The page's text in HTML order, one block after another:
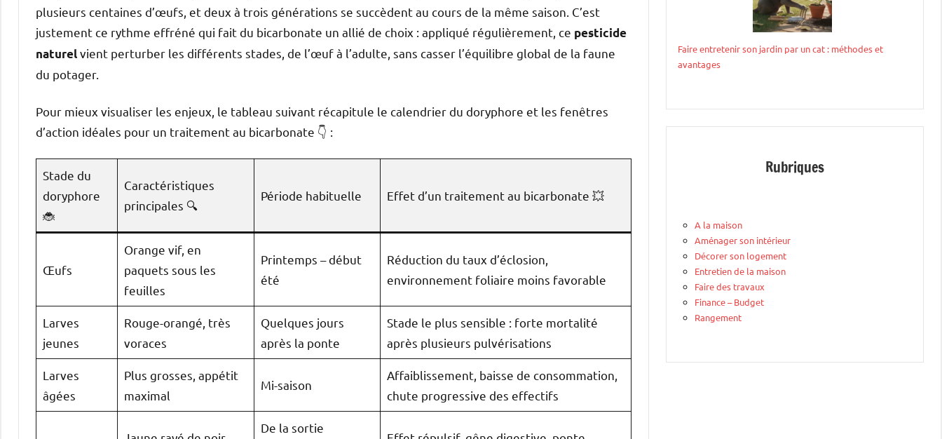
plusieurs centaines d’œufs, et deux à trois générations se succèdent au cours de la même saison. C’est
justement ce rythme effréné qui fait du bicarbonate un allié de choix : appliqué régulièrement, ce pesticide
naturelvient perturber les différents stades, de l’œuf à l’adulte, sans casser l’équilibre global de la faune
du potager.
Pour mieux visualiser les enjeux, le tableau suivant récapitule le calendrier du doryphore et les fenêtres
d’action idéales pour un traitement au bicarbonate 👇 :
Stade du
doryphore
🐞
Caractéristiques
principales 🔍
Période habituelle Effet d’un traitement au bicarbonate 💥
Œufs
Orange vif, en
paquets sous les
feuilles
Printemps – début
été
Réduction du taux d’éclosion,
environnement foliaire moins favorable
Larves
jeunes
Rouge-orangé, très
voraces
Quelques jours
après la ponte
Stade le plus sensible : forte mortalité
après plusieurs pulvérisations
Larves
âgées
Plus grosses, appétit
maximal
Mi-saison
Affaiblissement, baisse de consommation,
chute progressive des effectifs
De la sortie
Faire entretenir son jardin par un cat : méthodes et
avantages
Rubriques
A la maison
Aménager son intérieur
Décorer son logement
Entretien de la maison
Faire des travaux
Finance – Budget
Rangement